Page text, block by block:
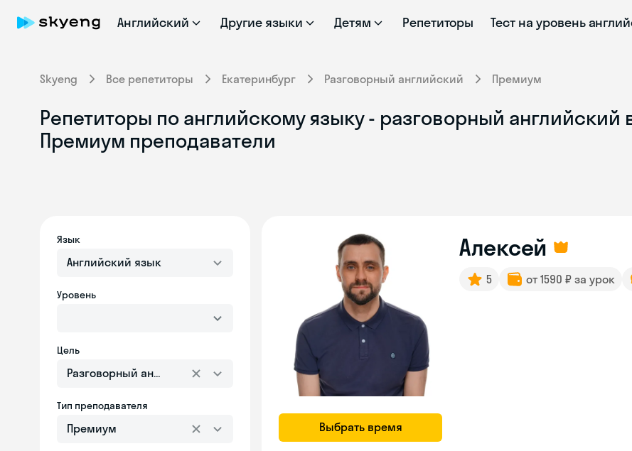
Английский Другие языки Детям Репетиторы Тест на уровень
Skyeng Все репетиторы Екатеринбург Разговорный английский Премиум
Репетиторы по английскому языку - разговорный английский
Премиум преподаватели
Язык
Английский язык
Уровень
Цель
Разговорный английский
Тип преподавателя
Премиум Выбрать время
Алексей
5 от 1590 ₽ за урок